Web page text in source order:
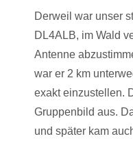
Derweil war unser
DL4ALB, im Wald
Antenne
war er 2 km
exakt einzustellen.
Gruppenbild aus.
und später kam